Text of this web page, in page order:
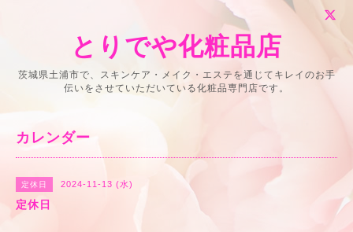
とりでや化粧品店
茨城県土浦市で、スキンケア・メイク・エステを通じてキレイのお手
伝いをさせていただいている化粧品専門店です。
カレンダー
定休日 2024-11-13 (水)
定休日